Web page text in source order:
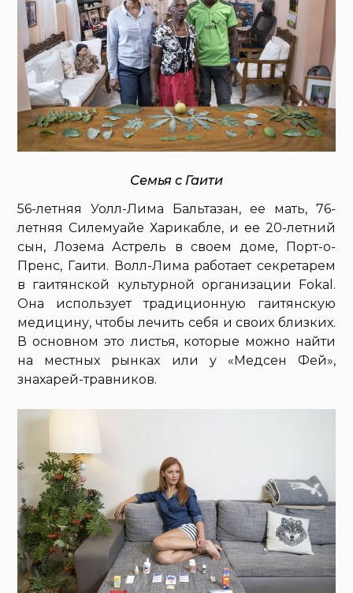
Семья с Гаити
56-летняя Уолл-Лима Бальтазан, ее мать, 76-
летняя Силемуайе Харикабле, и ее 20-летний
сын, Лозема Астрель в своем доме, Порт-о-
Пренс, Гаити. Волл-Лима работает секретарем
в гаитянской культурной организации Fokal.
Она использует традиционную гаитянскую
медицину, чтобы лечить себя и своих близких.
В основном это листья, которые можно найти
на местных рынках или у «Медсен Фей»,
знахарей-травников.